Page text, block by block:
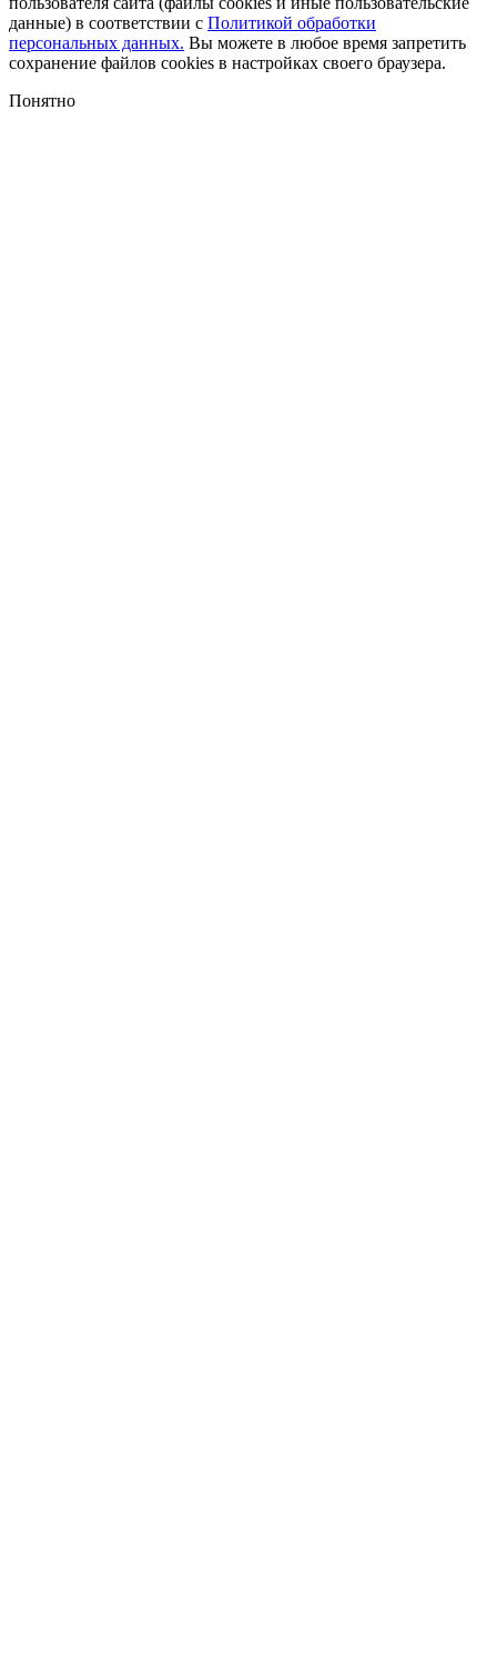
данные) в соответствии с Политикой обработки
персональных данных. Вы можете в любое время запретить
сохранение файлов cookies в настройках своего браузера.
Понятно